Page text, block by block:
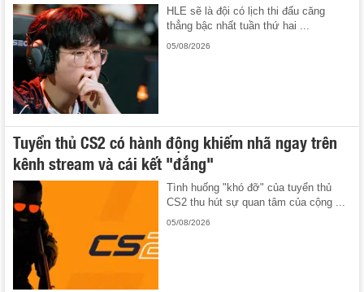
HLE sẽ là đội có lịch thi đấu căng
thẳng bậc nhất tuần thứ hai ...
05/08/2026
Tuyển thủ CS2 có hành động khiếm nhã ngay trên
kênh stream và cái kết "đắng"
Tình huống "khó đỡ" của tuyển thủ
CS2 thu hút sự quan tâm của cộng ...
05/08/2026